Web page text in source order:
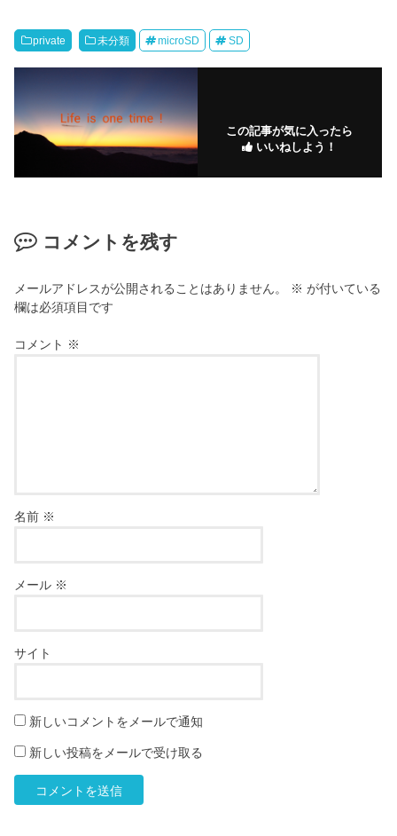
private 未分類 microSD SD
この記事が気に入ったら
いいねしよう！
コメントを残す
メールアドレスが公開されることはありません。 ※ が付いている
欄は必須項目です
コメント ※
名前 ※
メール ※
サイト
新しいコメントをメールで通知
新しい投稿をメールで受け取る